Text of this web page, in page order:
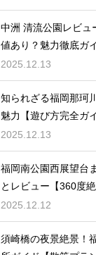
中洲 清流公園レビュ
値あり？魅力徹底ガ
2025.12.13
知られざる福岡那珂
魅力【遊び方完全ガ
2025.12.13
福岡南公園西展望台
とレビュー【360度絶
2025.12.12
須崎橋の夜景絶景！